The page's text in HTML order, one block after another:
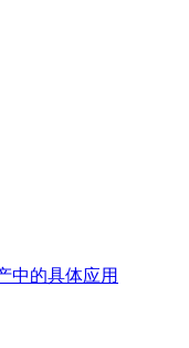
中的具体应用